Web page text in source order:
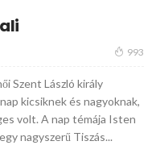
993
Szent László király
kicsiknek és nagyoknak,
volt. A nap témája Isten
nagyszerű Tiszás...